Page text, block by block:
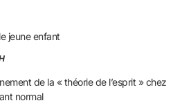
jeune enfant
de la « théorie de l’esprit » chez
normal